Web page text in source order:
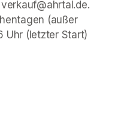
(außer
Uhr (letzter Start)